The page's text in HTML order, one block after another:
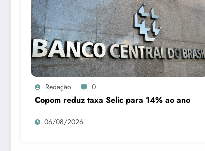
Redação 0
Copom reduz taxa Selic para 14% ao ano
06/08/2026